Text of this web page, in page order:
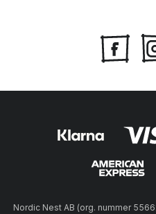
Nordic Nest AB (org. nummer